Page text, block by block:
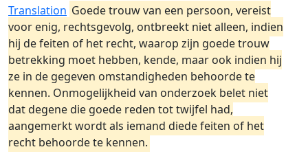
Translation Goede trouw van een persoon, vereist
voor enig, rechtsgevolg, ontbreekt niet alleen, indien
hij de feiten of het recht, waarop zijn goede trouw
betrekking moet hebben, kende, maar ook indien hij
ze in de gegeven omstandigheden behoorde te
kennen. Onmogelijkheid van onderzoek belet niet
dat degene die goede reden tot twijfel had,
aangemerkt wordt als iemand diede feiten of het
recht behoorde te kennen.